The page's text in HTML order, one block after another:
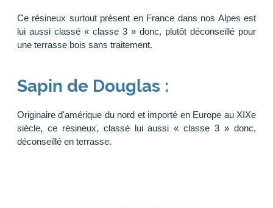
Ce résineux surtout présent en France dans nos Alpes est
lui aussi classé « classe 3 » donc, plutôt déconseillé pour
une terrasse bois sans traitement.
Sapin de Douglas :
Originaire d'amérique du nord et importé en Europe au XIXe
siècle, ce résineux, classé lui aussi « classe 3 » donc,
déconseillé en terrasse.